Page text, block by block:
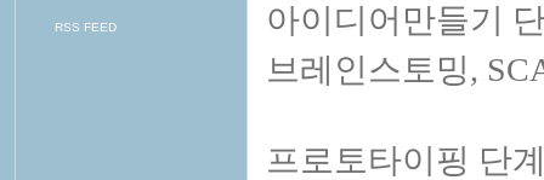
RSS FEED
아이디어만들기
브레인스토밍,
프로토타이핑 단